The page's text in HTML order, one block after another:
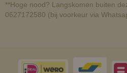
**Hoge nood? Langskomen buiten
0627172580 (bij voorkeur via